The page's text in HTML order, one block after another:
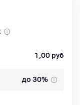
1,00 руб
до 30%